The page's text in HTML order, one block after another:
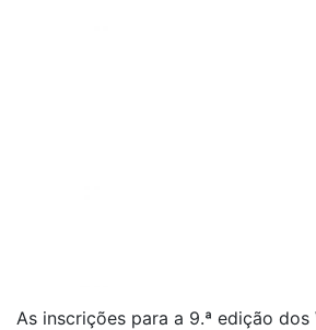
As inscrições para a 9.ª edição dos